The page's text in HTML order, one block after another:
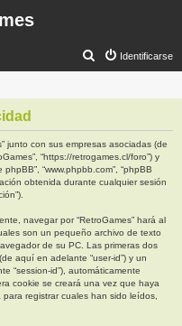
Identificarse
s
a
r
junto con sus empresas asociadas (de
“https://retrogames.cl/foro”) y
“www.phpbb.com”, “phpBB
obtenida durante cualquier sesión
navegar por “RetroGames” hará al
son un pequeño archivo de texto
de su PC. Las primeras dos
aquí en adelante “user-id”) y un
“session-id”), automáticamente
cookie se creará una vez que haya
registrar cuales han sido leídos,